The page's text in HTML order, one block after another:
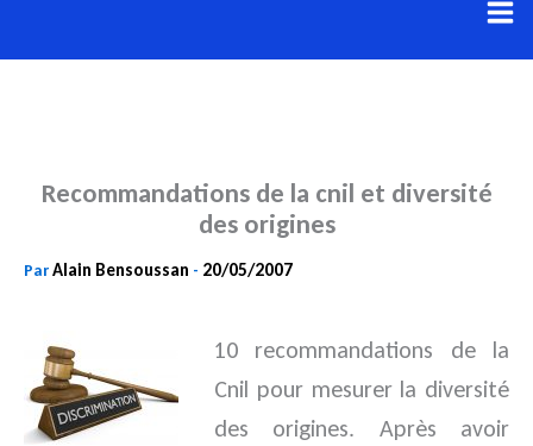
au
Recommandations de la cnil et diversité
des origines
ParAlain Bensoussan - 20/05/2007
10 recommandations de la
Cnil pour mesurer la diversité
des origines. Après avoir